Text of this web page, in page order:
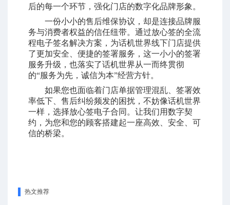
后的每一个环节，强化门店的数字化品牌形象。
一份小小的售后维保协议，却是连接品牌服
务与消费者权益的信任纽带。通过放心签的全流
程电子签名解决方案，为话机世界线下门店提供
了更加安全、便捷的签署服务，这一小小的签署
服务升级，也落实了话机世界从一而终贯彻
的“服务为先，诚信为本”经营方针。
如果您也面临着门店单据管理混乱、签署效
率低下、售后纠纷频发的困扰，不妨像话机世界
一样，选择放心签电子合同。让我们用数字契
约，为您和您的顾客搭建起一座高效、安全、可
信的桥梁。
热文推荐